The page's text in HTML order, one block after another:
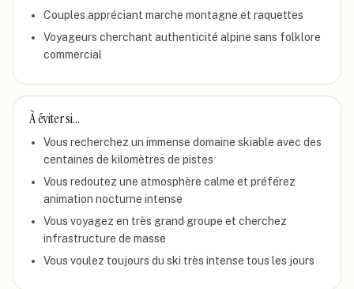
Couples appréciant marche montagne et raquettes
Voyageurs cherchant authenticité alpine sans folklore
commercial
À éviter si…
Vous recherchez un immense domaine skiable avec des
centaines de kilomètres de pistes
Vous redoutez une atmosphère calme et préférez
animation nocturne intense
Vous voyagez en très grand groupe et cherchez
infrastructure de masse
Vous voulez toujours du ski très intense tous les jours